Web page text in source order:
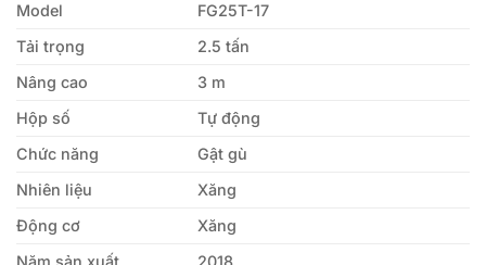
Model
FG25T-17
Tải trọng
2.5 tấn
Nâng cao
3 m
Hộp số
Tự động
Chức năng
Gật gù
Nhiên liệu
Xăng
Động cơ
Xăng